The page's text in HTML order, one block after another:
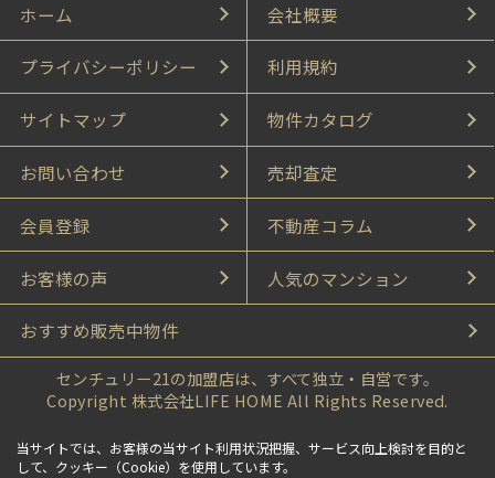
ホーム 会社概要
プライバシーポリシー 利用規約
サイトマップ 物件カタログ
お問い合わせ 売却査定
会員登録 不動産コラム
お客様の声 人気のマンション
おすすめ販売中物件
センチュリー21の加盟店は、すべて独立・自営です。
Copyright 株式会社LIFE HOME All Rights Reserved.
当サイトでは、お客様の当サイト利用状況把握、サービス向上検討を目的と
して、クッキー（Cookie）を使用しています。